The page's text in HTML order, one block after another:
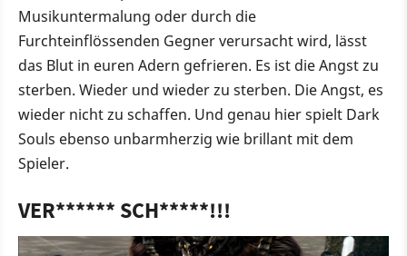
Musikuntermalung oder durch die
Furchteinflössenden Gegner verursacht wird, lässt
das Blut in euren Adern gefrieren. Es ist die Angst zu
sterben. Wieder und wieder zu sterben. Die Angst, es
wieder nicht zu schaffen. Und genau hier spielt Dark
Souls ebenso unbarmherzig wie brillant mit dem
Spieler.
VER****** SCH*****!!!